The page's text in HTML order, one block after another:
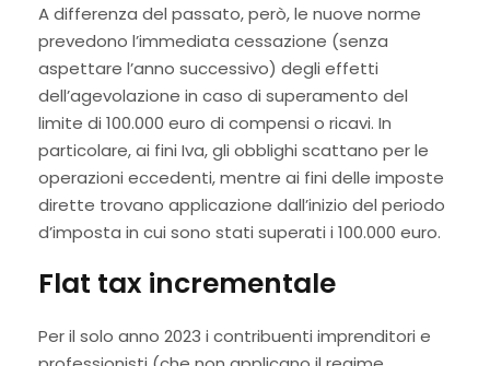
A differenza del passato, però, le nuove norme
prevedono l’immediata cessazione (senza
aspettare l’anno successivo) degli effetti
dell’agevolazione in caso di superamento del
limite di 100.000 euro di compensi o ricavi. In
particolare, ai fini Iva, gli obblighi scattano per le
operazioni eccedenti, mentre ai fini delle imposte
dirette trovano applicazione dall’inizio del periodo
d’imposta in cui sono stati superati i 100.000 euro.
Flat tax incrementale
Per il solo anno 2023 i contribuenti imprenditori e